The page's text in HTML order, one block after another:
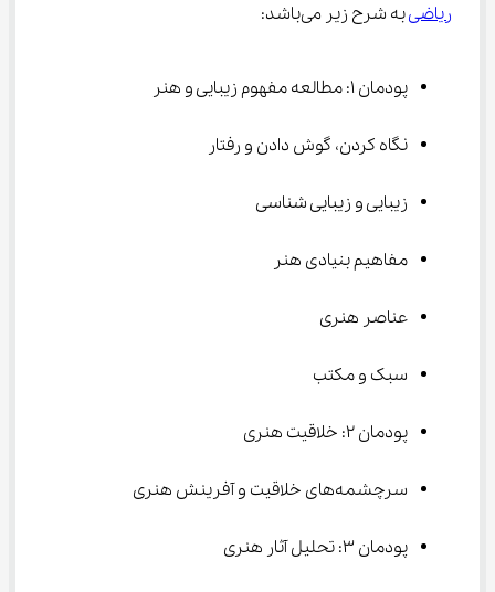
ریاضی به شرح زیر می‌باشد:
پودمان 1: مطالعه مفهوم زیبایی و هنر
نگاه کردن، گوش دادن و رفتار
زیبایی و زیبایی شناسی
مفاهیم بنیادی هنر
عناصر هنری
سبک و مکتب
پودمان 2: خلاقیت هنری
سرچشمه‌های خلاقیت و آفرینش هنری
پودمان 3: تحلیل آثار هنری